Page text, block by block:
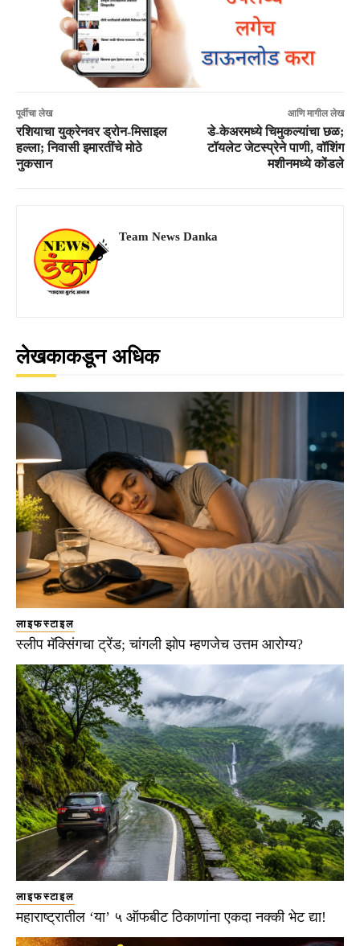
पूर्वीचा लेख
रशियाचा युक्रेनवर ड्रोन-मिसाइल
हल्ला; निवासी इमारतींचे मोठे
नुकसान
आणि मागील लेख
डे-केअरमध्ये चिमुकल्यांचा छळ;
टॉयलेट जेटस्प्रेने पाणी, वॉशिंग
मशीनमध्ये कोंडले
Team News Danka
लेखकाकडून अधिक
लाइफस्टाइल
स्लीप मॅक्सिंगचा ट्रेंड; चांगली झोप म्हणजेच उत्तम आरोग्य?
लाइफस्टाइल
महाराष्ट्रातील ‘या’ ५ ऑफबीट ठिकाणांना एकदा नक्की भेट द्या!